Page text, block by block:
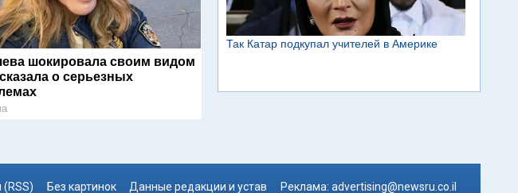
шокировала своим видом
о серьезных
(RSS) Без картинок Данные редакции и устав Реклама: advertising@newsru.co.il